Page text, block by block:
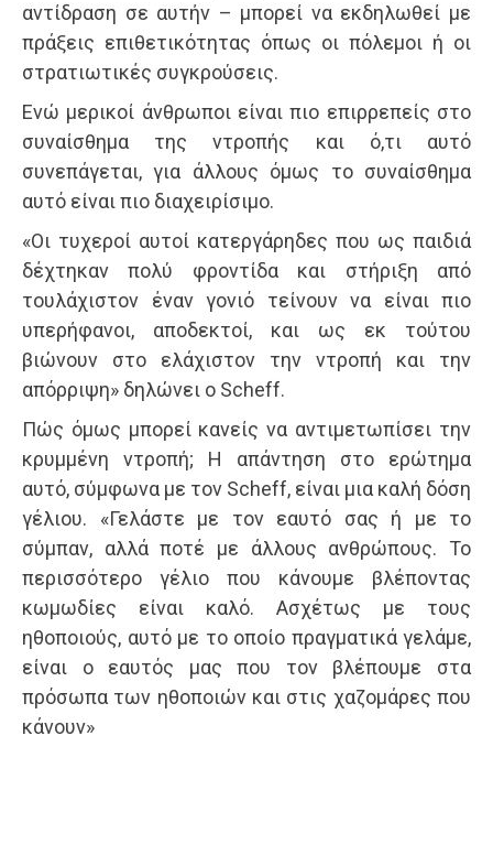
αντίδραση σε αυτήν – μπορεί να εκδηλωθεί με
πράξεις επιθετικότητας όπως οι πόλεμοι ή οι
στρατιωτικές συγκρούσεις.
Ενώ μερικοί άνθρωποι είναι πιο επιρρεπείς στο
συναίσθημα της ντροπής και ό,τι αυτό
συνεπάγεται, για άλλους όμως το συναίσθημα
αυτό είναι πιο διαχειρίσιμο.
«Οι τυχεροί αυτοί κατεργάρηδες που ως παιδιά
δέχτηκαν πολύ φροντίδα και στήριξη από
τουλάχιστον έναν γονιό τείνουν να είναι πιο
υπερήφανοι, αποδεκτοί, και ως εκ τούτου
βιώνουν στο ελάχιστον την ντροπή και την
απόρριψη» δηλώνει ο Scheff.
Πώς όμως μπορεί κανείς να αντιμετωπίσει την
κρυμμένη ντροπή; Η απάντηση στο ερώτημα
αυτό, σύμφωνα με τον Scheff, είναι μια καλή δόση
γέλιου. «Γελάστε με τον εαυτό σας ή με το
σύμπαν, αλλά ποτέ με άλλους ανθρώπους. Το
περισσότερο γέλιο που κάνουμε βλέποντας
κωμωδίες είναι καλό. Ασχέτως με τους
ηθοποιούς, αυτό με το οποίο πραγματικά γελάμε,
είναι ο εαυτός μας που τον βλέπουμε στα
πρόσωπα των ηθοποιών και στις χαζομάρες που
κάνουν»